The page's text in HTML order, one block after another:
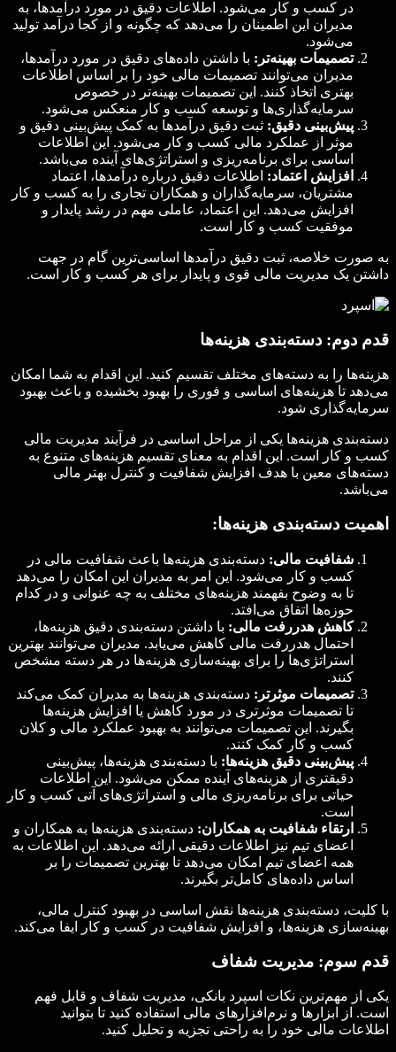
در کسب و کار می‌شود. اطلاعات دقیق در مورد درآمدها، به
مدیران این اطمینان را می‌دهد که چگونه و از کجا درآمد تولید
می‌شود.
تصمیمات بهینه‌تر: با داشتن داده‌های دقیق در مورد درآمدها،
مدیران می‌توانند تصمیمات مالی خود را بر اساس اطلاعات
بهتری اتخاذ کنند. این تصمیمات بهینه‌تر در خصوص
سرمایه‌گذاری‌ها و توسعه کسب و کار منعکس می‌شود.
پیش‌بینی دقیق: ثبت دقیق درآمدها به کمک پیش‌بینی دقیق و
موثر از عملکرد مالی کسب و کار می‌شود. این اطلاعات
اساسی برای برنامه‌ریزی و استراتژی‌های آینده می‌باشد.
افزایش اعتماد: اطلاعات دقیق درباره درآمدها، اعتماد
مشتریان، سرمایه‌گذاران و همکاران تجاری را به کسب و کار
افزایش می‌دهد. این اعتماد، عاملی مهم در رشد پایدار و
موفقیت کسب و کار است.
به صورت خلاصه، ثبت دقیق درآمدها اساسی‌ترین گام در جهت
داشتن یک مدیریت مالی قوی و پایدار برای هر کسب و کار است.
قدم دوم: دسته‌بندی هزینه‌ها
هزینه‌ها را به دسته‌های مختلف تقسیم کنید. این اقدام به شما امکان
می‌دهد تا هزینه‌های اساسی و فوری را بهبود بخشیده و باعث بهبود
سرمایه‌گذاری شود.
دسته‌بندی هزینه‌ها یکی از مراحل اساسی در فرآیند مدیریت مالی
کسب و کار است. این اقدام به معنای تقسیم هزینه‌های متنوع به
دسته‌های معین با هدف افزایش شفافیت و کنترل بهتر مالی
می‌باشد.
اهمیت دسته‌بندی هزینه‌ها:
شفافیت مالی: دسته‌بندی هزینه‌ها باعث شفافیت مالی در
کسب و کار می‌شود. این امر به مدیران این امکان را می‌دهد
تا به وضوح بفهمند هزینه‌های مختلف به چه عنوانی و در کدام
حوزه‌ها اتفاق می‌افتد.
کاهش هدررفت مالی: با داشتن دسته‌بندی دقیق هزینه‌ها،
احتمال هدررفت مالی کاهش می‌یابد. مدیران می‌توانند بهترین
استراتژی‌ها را برای بهینه‌سازی هزینه‌ها در هر دسته مشخص
کنند.
تصمیمات موثرتر: دسته‌بندی هزینه‌ها به مدیران کمک می‌کند
تا تصمیمات موثرتری در مورد کاهش یا افزایش هزینه‌ها
بگیرند. این تصمیمات می‌توانند به بهبود عملکرد مالی و کلان
کسب و کار کمک کنند.
پیش‌بینی دقیق هزینه‌ها: با دسته‌بندی هزینه‌ها، پیش‌بینی
دقیقتری از هزینه‌های آینده ممکن می‌شود. این اطلاعات
حیاتی برای برنامه‌ریزی مالی و استراتژی‌های آتی کسب و کار
است.
ارتقاء شفافیت به همکاران: دسته‌بندی هزینه‌ها به همکاران و
اعضای تیم نیز اطلاعات دقیقی ارائه می‌دهد. این اطلاعات به
همه اعضای تیم امکان می‌دهد تا بهترین تصمیمات را بر
اساس داده‌های کامل‌تر بگیرند.
با کلیت، دسته‌بندی هزینه‌ها نقش اساسی در بهبود کنترل مالی،
بهینه‌سازی هزینه‌ها، و افزایش شفافیت در کسب و کار ایفا می‌کند.
قدم سوم: مدیریت شفاف
یکی از مهم‌ترین نکات اسپرد بانکی، مدیریت شفاف و قابل فهم
است. از ابزارها و نرم‌افزارهای مالی استفاده کنید تا بتوانید
اطلاعات مالی خود را به راحتی تجزیه و تحلیل کنید.